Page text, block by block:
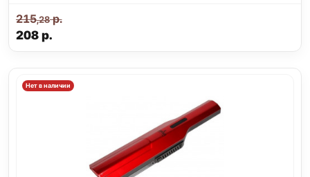
208р.
215,28р.
Нет в наличии